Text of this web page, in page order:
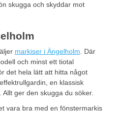
skugga och skyddar mot
markiser i Ängelholm . Där
och minst ett tiotal
det hela lätt att hitta något
en klassisk
ger den skugga du söker.
vara bra med en fönstermarkis